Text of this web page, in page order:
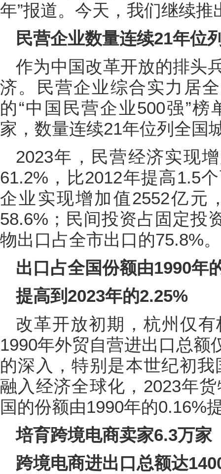
年”报道。今天，我们继续
民营企业数量连续21年位
作为中国改革开放的排头
济。民营企业综合实力居
的“中国民营企业500强”
家，数量连续21年位列全国
2023年，民营经济实现
61.2%，比2012年提高1.5
企业实现增加值2552亿元
58.6%；民间投资占固定投
物出口占全市出口的75.8%。
出口占全国份额由1990年
提高到2023年的2.25%
改革开放初期，杭州仅
1990年外贸自营进出口总额
的深入，特别是本世纪初
融入经济全球化，2023年
国的份额由1990年的0.16%
培育跨境电商卖家6.3万家
跨境电商进出口总额达